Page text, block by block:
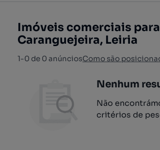
Imóveis comerciais
Caranguejeira, Leiria
1-0 de 0 anúnciosComo são
Nenhum
Não
critérios de